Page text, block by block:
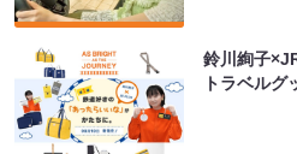
鈴川絢子
トラベル